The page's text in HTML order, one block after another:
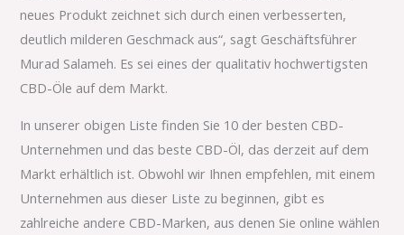
neues Produkt zeichnet sich durch einen verbesserten,
deutlich milderen Geschmack aus“, sagt Geschäftsführer
Murad Salameh. Es sei eines der qualitativ hochwertigsten
CBD-Öle auf dem Markt.
In unserer obigen Liste finden Sie 10 der besten CBD-
Unternehmen und das beste CBD-Öl, das derzeit auf dem
Markt erhältlich ist. Obwohl wir Ihnen empfehlen, mit einem
Unternehmen aus dieser Liste zu beginnen, gibt es
zahlreiche andere CBD-Marken, aus denen Sie online wählen